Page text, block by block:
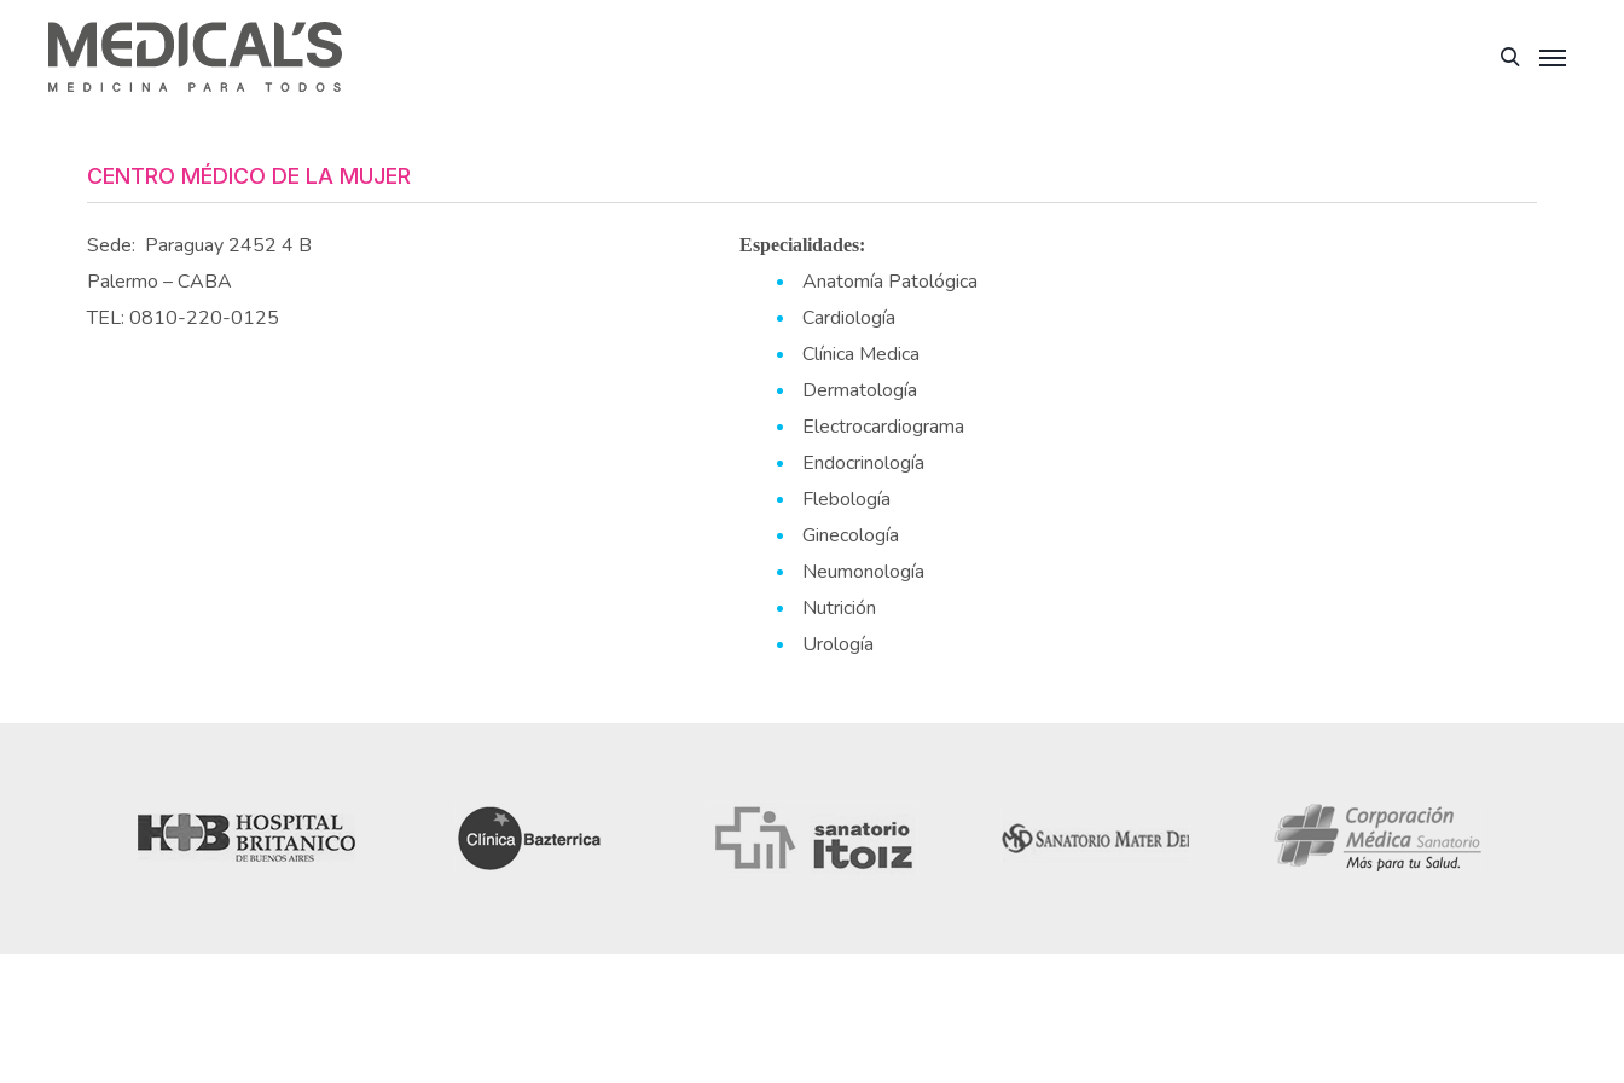
CENTRO MÉDICO DE LA MUJER
Sede: Paraguay 2452 4 B
Palermo – CABA
TEL: 0810-220-0125
Especialidades:
Anatomía Patológica
Cardiología
Clínica Medica
Dermatología
Electrocardiograma
Endocrinología
Flebología
Ginecología
Neumonología
Nutrición
Urología